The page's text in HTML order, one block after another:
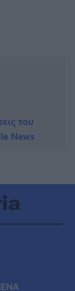
του
News